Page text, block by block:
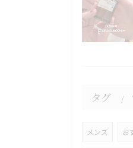
タグ
メンズ お